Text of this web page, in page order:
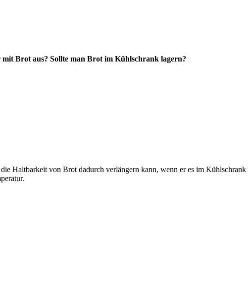
mit Brot aus? Sollte man Brot im Kühlschrank lagern?
Haltbarkeit von Brot dadurch verlängern kann, wenn er es im Kühlschrank